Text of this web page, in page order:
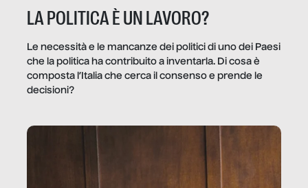
LA POLITICA È UN LAVORO?
Le necessità e le mancanze dei politici di uno dei Paesi
che la politica ha contribuito a inventarla. Di cosa è
composta l’Italia che cerca il consenso e prende le
decisioni?